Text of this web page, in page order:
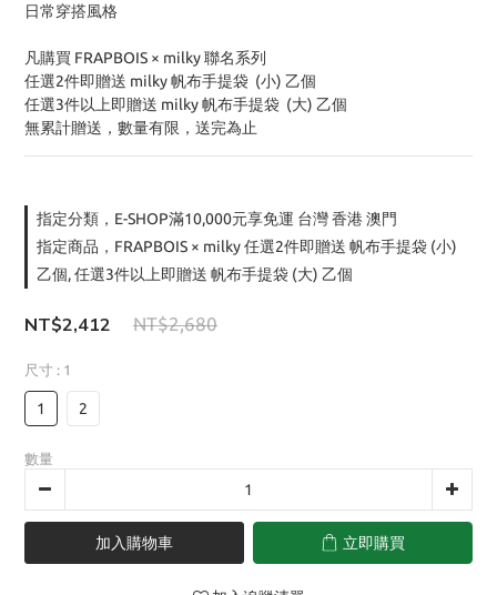
日常穿搭風格
凡購買 FRAPBOIS × milky 聯名系列
任選2件即贈送 milky 帆布手提袋  (小) 乙個
任選3件以上即贈送 milky 帆布手提袋  (大) 乙個
無累計贈送，數量有限，送完為止
指定分類，E-SHOP滿10,000元享免運 台灣 香港 澳門
指定商品，FRAPBOIS × milky 任選2件即贈送 帆布手提袋 (小)
乙個, 任選3件以上即贈送 帆布手提袋 (大) 乙個
NT$2,412 NT$2,680
尺寸 : 1
1 2
數量
加入購物車 立即購買